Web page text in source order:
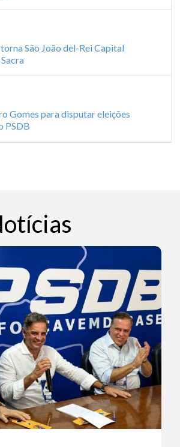
São João del-Rei Capital
Gomes para disputar eleições
PSDB